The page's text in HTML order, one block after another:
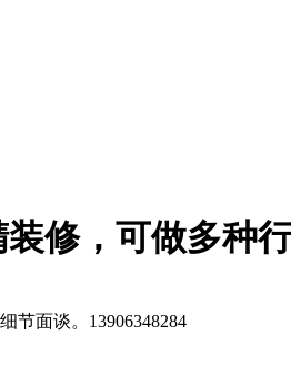
修，可做多种
节面谈。13906348284